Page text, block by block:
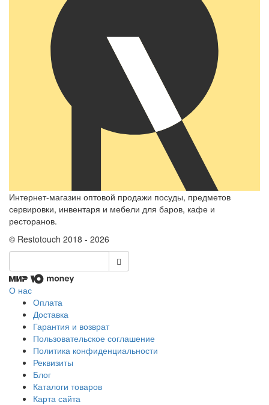
Интернет-магазин оптовой продажи посуды, предметов
сервировки, инвентаря и мебели для баров, кафе и
ресторанов.
© Restotouch 2018 - 2026
О нас
Оплата
Доставка
Гарантия и возврат
Пользовательское соглашение
Политика конфиденциальности
Реквизиты
Блог
Каталоги товаров
Карта сайта